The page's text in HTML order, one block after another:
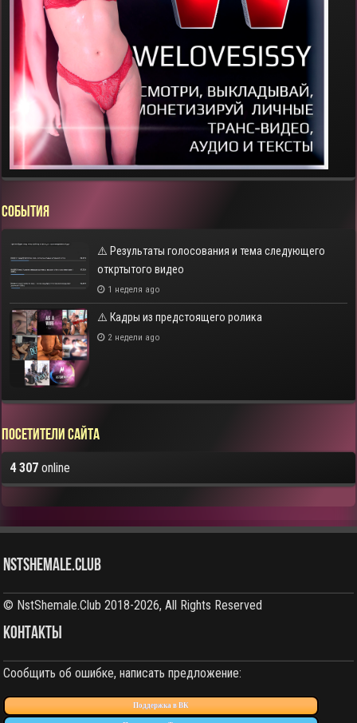
СОБЫТИЯ
⚠️ Результаты голосования и тема следующего
откртытого видео
1 неделя ago
⚠️ Кадры из предстоящего ролика
2 недели ago
Посетители сайта
4 307 online
NstShemale.Club
© NstShemale.Club 2018-2026, All Rights Reserved
КОНТАКТЫ
Сообщить об ошибке, написать предложение:
Поддержка в ВК